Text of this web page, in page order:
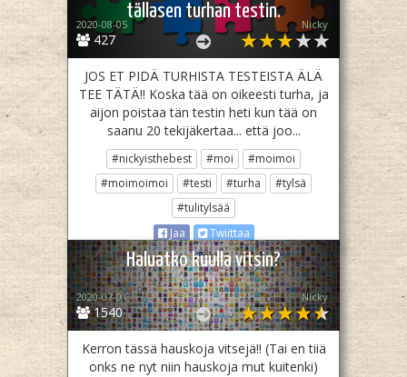
tällasen turhan testin.
427
2020-08-05 Nicky
JOS ET PIDÄ TURHISTA TESTEISTA ÄLÄ
TEE TÄTÄ!! Koska tää on oikeesti turha, ja
aijon poistaa tän testin heti kun tää on
saanu 20 tekijäkertaa... että joo...
#nickyisthebest #moi
#moimoi
#moimoimoi
#testi #turha
#tylsä
#tulitylsää
Jaa
Twiittaa
Haluatko kuulla vitsin?
1540
2020-07-01 Nicky
Kerron tässä hauskoja vitsejä!! (Tai en tiiä
onks ne nyt niin hauskoja mut kuitenki)